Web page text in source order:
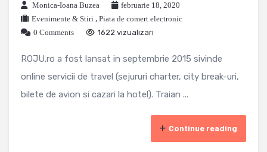
Monica-Ioana Buzea
februarie 18, 2020
Evenimente & Stiri , Piata de comert electronic
0 Comments
1622 vizualizari
ROJU.ro a fost lansat in septembrie 2015 sivinde
online servicii de travel (sejururi charter, city break-uri,
bilete de avion si cazari la hotel). Traian ...
Continue reading